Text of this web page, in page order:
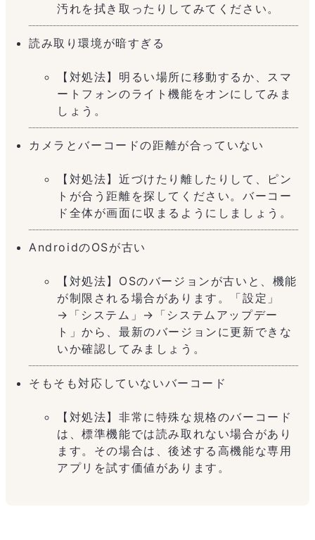
汚れを拭き取ったりしてみてください。
読み取り環境が暗すぎる
【対処法】明るい場所に移動するか、スマ
ートフォンのライト機能をオンにしてみま
しょう。
カメラとバーコードの距離が合っていない
【対処法】近づけたり離したりして、ピン
トが合う距離を探してください。バーコー
ド全体が画面に収まるようにしましょう。
AndroidのOSが古い
【対処法】OSのバージョンが古いと、機能
が制限される場合があります。「設定」
→「システム」→「システムアップデー
ト」から、最新のバージョンに更新できな
いか確認してみましょう。
そもそも対応していないバーコード
【対処法】非常に特殊な規格のバーコード
は、標準機能では読み取れない場合があり
ます。その場合は、後述する高機能な専用
アプリを試す価値があります。